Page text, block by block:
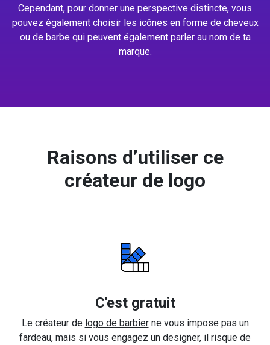
Cependant, pour donner une perspective distincte, vous
pouvez également choisir les icônes en forme de cheveux
ou de barbe qui peuvent également parler au nom de ta
marque.
Raisons d’utiliser ce
créateur de logo
C'est gratuit
Le créateur de logo de barbierne vous impose pas un
fardeau, mais si vous engagez un designer, il risque de